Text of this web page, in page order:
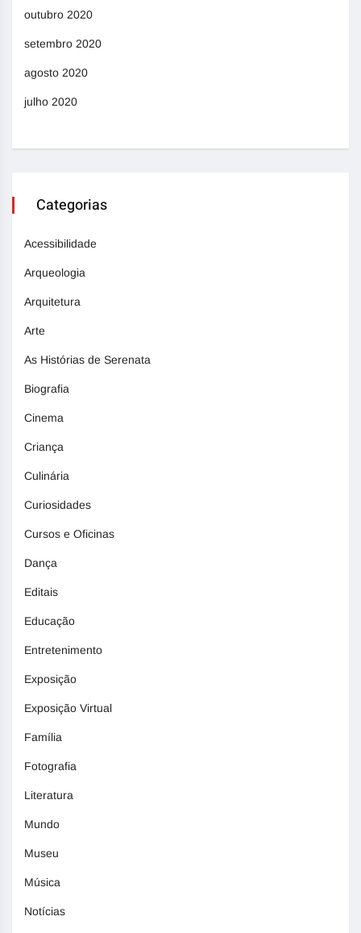
outubro 2020
setembro 2020
agosto 2020
julho 2020
Categorias
Acessibilidade
Arqueologia
Arquitetura
Arte
As Histórias de Serenata
Biografia
Cinema
Criança
Culinária
Curiosidades
Cursos e Oficinas
Dança
Editais
Educação
Entretenimento
Exposição
Exposição Virtual
Família
Fotografia
Literatura
Mundo
Museu
Música
Notícias